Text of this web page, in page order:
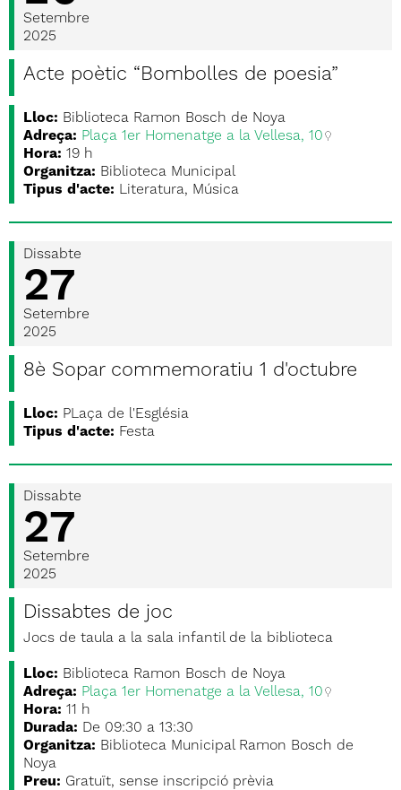
Setembre
2025
Acte poètic “Bombolles de poesia”
Lloc: Biblioteca Ramon Bosch de Noya
Adreça: Plaça 1er Homenatge a la Vellesa, 10
Hora: 19 h
Organitza: Biblioteca Municipal
Tipus d'acte: Literatura, Música
Dissabte
27
Setembre
2025
8è Sopar commemoratiu 1 d'octubre
Lloc: PLaça de l'Església
Tipus d'acte: Festa
Dissabte
27
Setembre
2025
Dissabtes de joc
Jocs de taula a la sala infantil de la biblioteca
Lloc: Biblioteca Ramon Bosch de Noya
Adreça: Plaça 1er Homenatge a la Vellesa, 10
Hora: 11 h
Durada: De 09:30 a 13:30
Organitza: Biblioteca Municipal Ramon Bosch de
Noya
Preu: Gratuït, sense inscripció prèvia